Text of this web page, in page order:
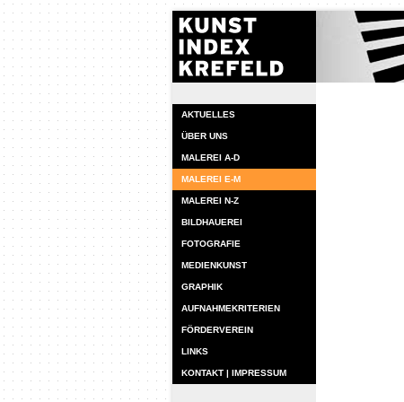
AKTUELLES
ÜBER UNS
MALEREI A-D
MALEREI E-M
MALEREI N-Z
BILDHAUEREI
FOTOGRAFIE
MEDIENKUNST
GRAPHIK
AUFNAHMEKRITERIEN
FÖRDERVEREIN
LINKS
KONTAKT | IMPRESSUM